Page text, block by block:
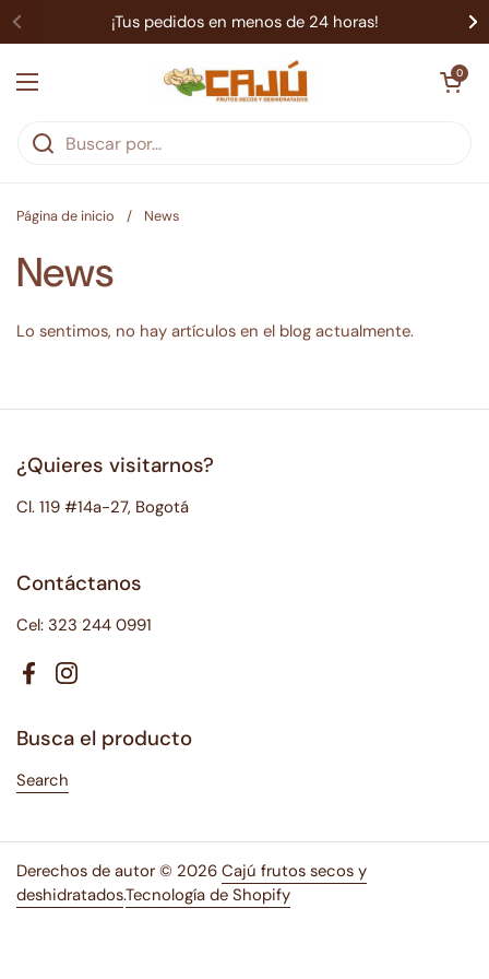
Ir al contenido ¡Tus pedidos en menos de 24 horas!
Abrir menú
Abrir carrito
0
Página de inicio / News
News
Lo sentimos, no hay artículos en el blog actualmente.
¿Quieres visitarnos?
Cl. 119 #14a-27, Bogotá
Contáctanos
Cel: 323 244 0991
FacebookInstagram
Busca el producto
Search
Derechos de autor © 2026 Cajú frutos secos y
deshidratados.Tecnología de Shopify